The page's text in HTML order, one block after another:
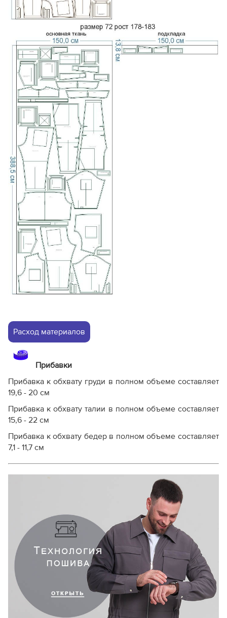
Расход материалов
Прибавки
Прибавка к обхвату груди в полном объеме составляет
19,6 - 20 см
Прибавка к обхвату талии в полном объеме составляет
15,6 - 22 см
Прибавка к обхвату бедер в полном объеме составляет
7,1 - 11,7 см